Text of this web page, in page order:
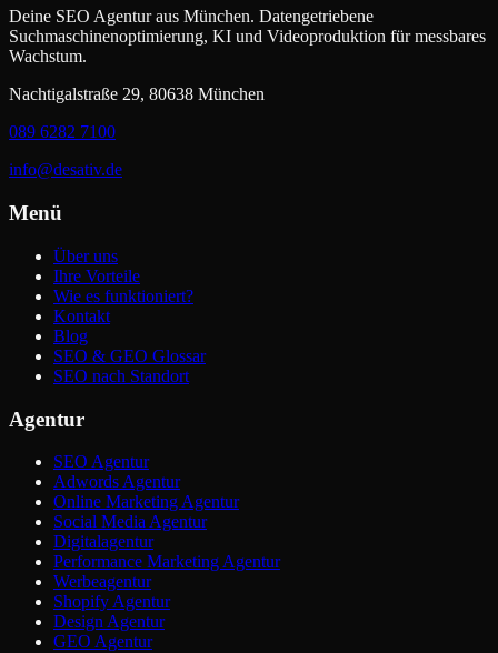
Deine SEO Agentur aus München. Datengetriebene
Suchmaschinenoptimierung, KI und Videoproduktion für messbares
Wachstum.
Nachtigalstraße 29, 80638 München
089 6282 7100
info@desativ.de
Menü
Über uns
Ihre Vorteile
Wie es funktioniert?
Kontakt
Blog
SEO & GEO Glossar
SEO nach Standort
Agentur
SEO Agentur
Adwords Agentur
Online Marketing Agentur
Social Media Agentur
Digitalagentur
Performance Marketing Agentur
Werbeagentur
Shopify Agentur
Design Agentur
GEO Agentur